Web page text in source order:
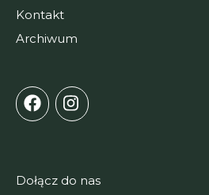
Kontakt
Archiwum
Dołącz do nas